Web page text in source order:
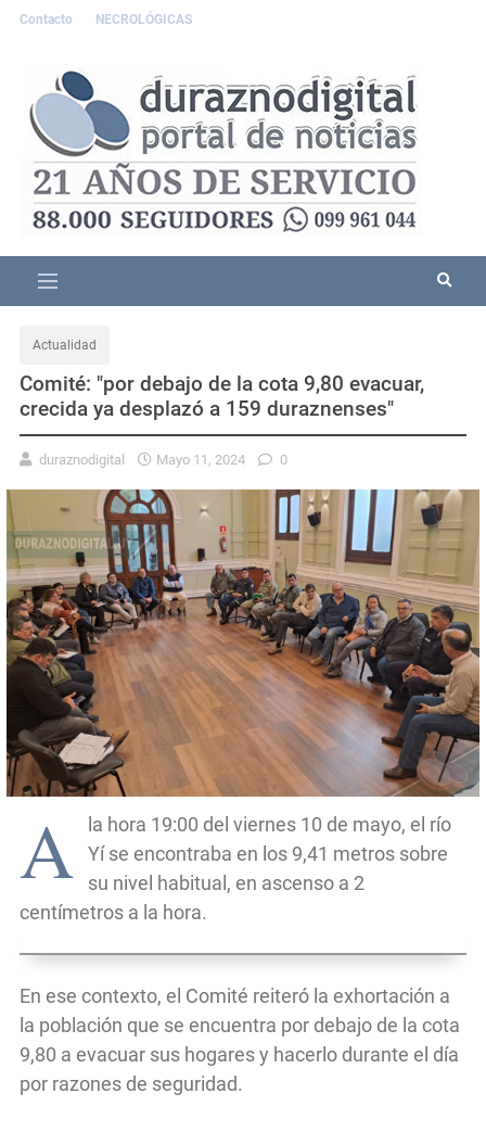
Contacto NECROLÓGICAS
Actualidad
Comité: "por debajo de la cota 9,80 evacuar,
crecida ya desplazó a 159 duraznenses"
duraznodigital Mayo 11, 2024 0
A
la hora 19:00 del viernes 10 de mayo, el río
Yí se encontraba en los 9,41 metros sobre
su nivel habitual, en ascenso a 2
centímetros a la hora.
En ese contexto, el Comité reiteró la exhortación a
la población que se encuentra por debajo de la cota
9,80 a evacuar sus hogares y hacerlo durante el día
por razones de seguridad.